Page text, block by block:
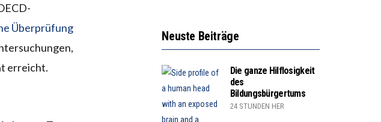
Überprüfung
erreicht.
Neuste Beiträge
Die ganze Hilflosigkeit
des
Bildungsbürgertums
24 STUNDEN HER